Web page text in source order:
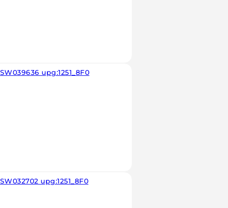
upg:1251_8F0
upg:1251_8F0